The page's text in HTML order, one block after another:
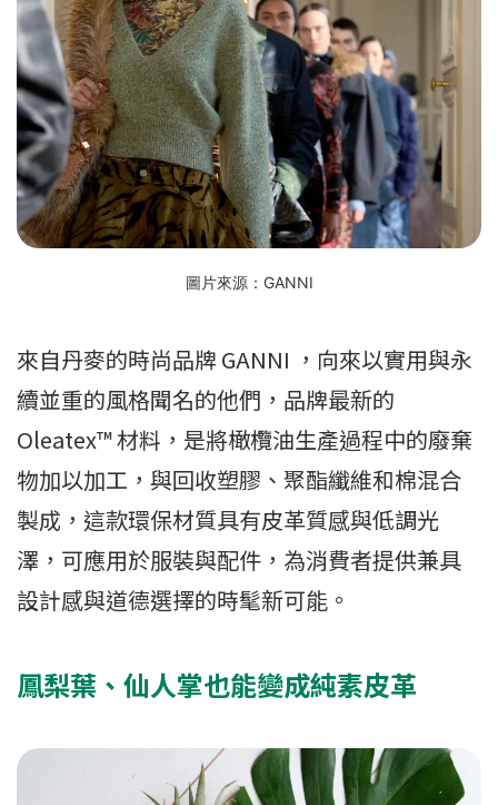
圖片來源：GANNI
來自丹麥的時尚品牌 GANNI ，向來以實用與永
續並重的風格聞名的他們，品牌最新的
Oleatex™ 材料，是將橄欖油生產過程中的廢棄
物加以加工，與回收塑膠、聚酯纖維和棉混合
製成，這款環保材質具有皮革質感與低調光
澤，可應用於服裝與配件，為消費者提供兼具
設計感與道德選擇的時髦新可能。
鳳梨葉、仙人掌也能變成純素皮革